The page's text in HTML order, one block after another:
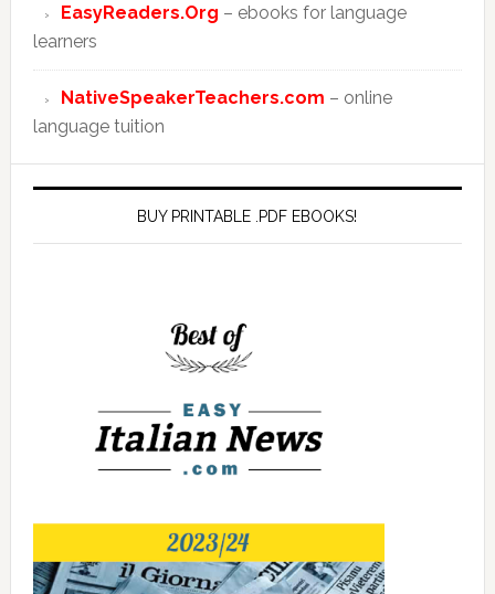
EasyReaders.Org – ebooks for language
learners
NativeSpeakerTeachers.com – online
language tuition
BUY PRINTABLE .PDF EBOOKS!